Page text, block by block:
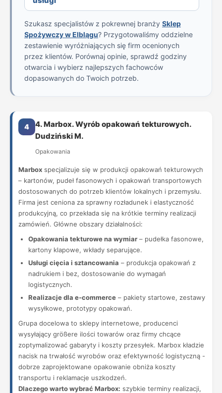
Szukasz specjalistów z pokrewnej branży Sklep
Spożywczy w Elblągu? Przygotowaliśmy oddzielne
zestawienie wyróżniających się firm ocenionych
przez klientów. Porównaj opinie, sprawdź godziny
otwarcia i wybierz najlepszych fachowców
dopasowanych do Twoich potrzeb.
4
4. Marbox. Wyrób opakowań tekturowych.
Dudziński M.
Opakowania
Marbox specjalizuje się w produkcji opakowań tekturowych
– kartonów, pudeł fasonowych i opakowań transportowych
dostosowanych do potrzeb klientów lokalnych i przemysłu.
Firma jest ceniona za sprawny rozładunek i elastyczność
produkcyjną, co przekłada się na krótkie terminy realizacji
zamówień. Główne obszary działalności:
Opakowania tekturowe na wymiar – pudełka fasonowe,
kartony klapowe, wkłady separujące.
Usługi cięcia i sztancowania – produkcja opakowań z
nadrukiem i bez, dostosowanie do wymagań
logistycznych.
Realizacje dla e‑commerce – pakiety startowe, zestawy
wysyłkowe, prototypy opakowań.
Grupa docelowa to sklepy internetowe, producenci
wysyłający größere ilości towarów oraz firmy chcące
zoptymalizować gabaryty i koszty przesyłek. Marbox kładzie
nacisk na trwałość wyrobów oraz efektywność logistyczną -
dobrze zaprojektowane opakowanie obniża koszty
transportu i reklamacje uszkodzeń.
Dlaczego warto wybrać Marbox: szybkie terminy realizacji,